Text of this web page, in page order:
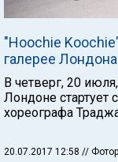
"Hoochie
галерее
В четверг, 20
Лондоне стартует
хореографа
20.07.2017 12:58 //